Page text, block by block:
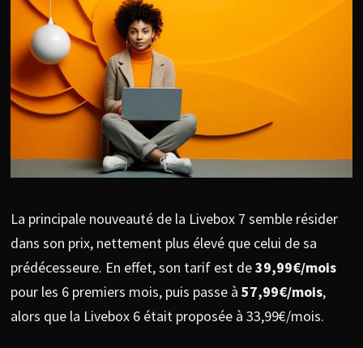
La principale nouveauté de la Livebox 7 semble résider
dans son prix, nettement plus élevé que celui de sa
prédécesseure. En effet, son tarif est de39,99€/mois
pour les 6 premiers mois, puis passe à 57,99€/mois,
alors que la Livebox 6 était proposée à 33,99€/mois.